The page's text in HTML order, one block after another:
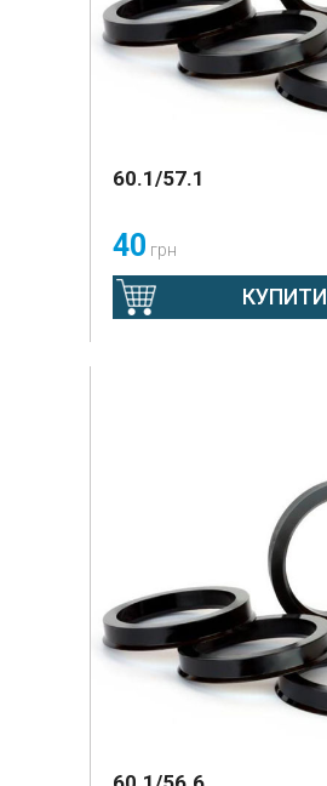
60.1/57.1
40 грн
КУПИТИ